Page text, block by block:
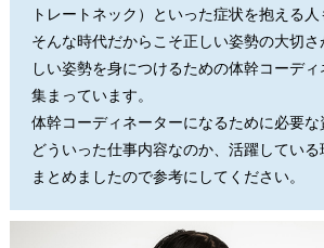
トレートネック）といった症状を抱える人
そんな時代だからこそ正しい姿勢の大切
しい姿勢を身につけるための体幹コーデ
集まっています。
体幹コーディネーターになるために必要な
どういった仕事内容なのか、活躍してい
まとめましたので参考にしてください。